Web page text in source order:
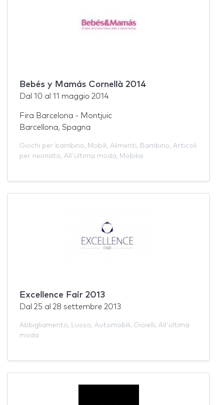
Bebés y Mamás Cornellà 2014
Dal 10 al 11 maggio 2014
Fira Barcelona - Montjuic
Barcellona, Spagna
Giochi per bambino, Mobili, Alimenti, Bambino, Articoli
per neonato, All'ultima moda, Mobilia
Excellence Fair 2013
Dal 25 al 28 settembre 2013
Abbigliamento, Lusso, Automobili, Gioielli, All'ultima
moda